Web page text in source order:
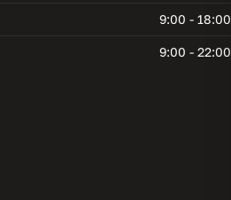
9:00 - 18:00
9:00 - 22:00